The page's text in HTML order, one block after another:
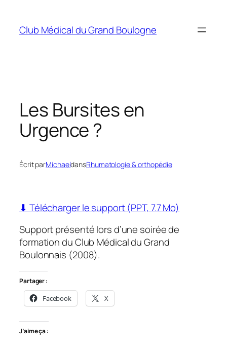
contenu
Club Médical du Grand Boulogne
Les Bursites en
Urgence ?
Écrit parMichaeldansRhumatologie & orthopédie
⬇ Télécharger le support (PPT, 7.7 Mo)
Support présenté lors d’une soirée de
formation du Club Médical du Grand
Boulonnais (2008).
Partager :
Facebook X
J’aime ça :